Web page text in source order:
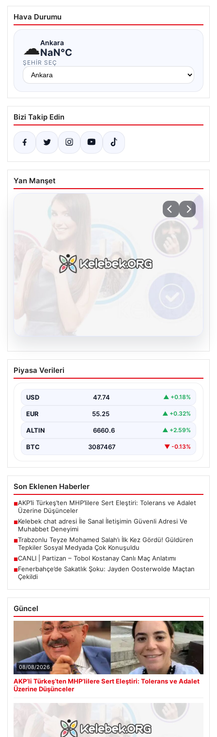
Hava Durumu
☁Ankara
NaN°C
ŞEHIR SEÇ
Bizi Takip Edin
Yan Manşet
Kelebek chat adresi İle Sanal İletişimin
Güvenli Adresi Ve Muhabbet Deneyimi
sağlaması büyük bir hassasiyet taşımaktadır. Güncel
olarak…
Piyasa Verileri
USD 47.74 ▲ +0.18%
EUR 55.25 ▲ +0.32%
ALTIN 6660.6 ▲ +2.59%
BTC 3087467 ▼ -0.13%
Son Eklenen Haberler
■AKP’li Türkeş’ten MHP’lilere Sert Eleştiri: Tolerans ve Adalet
Üzerine Düşünceler
■Kelebek chat adresi İle Sanal İletişimin Güvenli Adresi Ve
Muhabbet Deneyimi
■Trabzonlu Teyze Mohamed Salah’ı İlk Kez Gördü! Güldüren
Tepkiler Sosyal Medyada Çok Konuşuldu
■CANLI | Partizan – Tobol Kostanay Canlı Maç Anlatımı
■Fenerbahçe’de Sakatlık Şoku: Jayden Oosterwolde Maçtan
Çekildi
Güncel
08/08/2026
AKP’li Türkeş’ten MHP’lilere Sert Eleştiri: Tolerans ve Adalet
Üzerine Düşünceler